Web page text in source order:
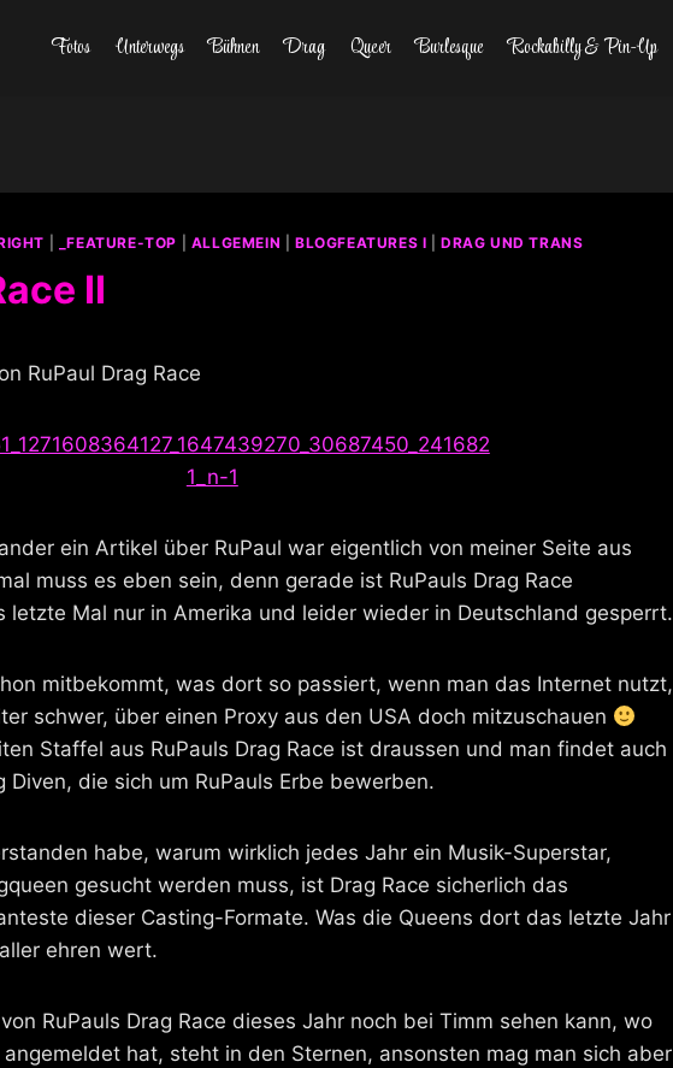
Fotos Unterwegs Bühnen Drag Queer Burlesque Rockabilly & Pin-Up
_FEATURE-TOP ALLGEMEIN BLOGFEATURES I |DRAG UND TRANS
II
RuPaul Drag Race
ein Artikel über RuPaul war eigentlich von meiner Seite aus
muss es eben sein, denn gerade ist RuPauls Drag Race
letzte Mal nur in Amerika und leider wieder in Deutschland gesperrt.
mitbekommt, was dort so passiert, wenn man das Internet nutzt,
schwer, über einen Proxy aus den USA doch mitzuschauen
Staffel aus RuPauls Drag Race ist draussen und man findet auch
Diven, die sich um RuPauls Erbe bewerben.
habe, warum wirklich jedes Jahr ein Musik-Superstar,
gesucht werden muss, ist Drag Race sicherlich das
dieser Casting-Formate. Was die Queens dort das letzte Jahr
ehren wert.
RuPauls Drag Race dieses Jahr noch bei Timm sehen kann, wo
hat, steht in den Sternen, ansonsten mag man sich aber